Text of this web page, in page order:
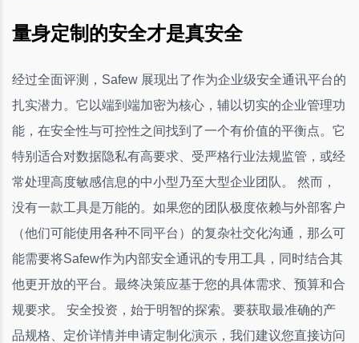
量身定制的安全才是真安全
经过全面评测，Safew 展现出了作为企业级安全通讯平台的
扎实潜力。它以端到端加密为核心，辅以切实的企业管理功
能，在安全性与可控性之间找到了一个有价值的平衡点。它
特别适合对数据隐私有高要求、受严格行业法规监管，或经
常处理高度敏感信息的中小型乃至大型企业团队。 然而，
没有一款工具是万能的。如果您的团队极度依赖与外部客户
（他们可能使用各种不同平台）的复杂社交化沟通，那么可
能需要将Safew作为内部安全通讯的专用工具，同时结合其
他更开放的平台。最终决策应基于您的具体需求、预算和合
规要求。 安全投资，始于明智的探索。要获取最准确的产
品规格、定价详情并申请定制化演示，我们建议您直接访问